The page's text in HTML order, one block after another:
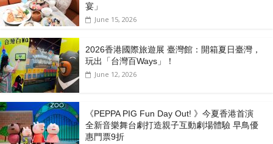
宴」
June 15, 2026
2026香港國際旅遊展 臺灣館：開箱夏日臺灣，
玩出「台灣百Ways」！
June 12, 2026
《PEPPA PIG Fun Day Out! 》今夏香港首演
全新音樂舞台劇打造親子互動劇場體驗 早鳥優
惠門票9折